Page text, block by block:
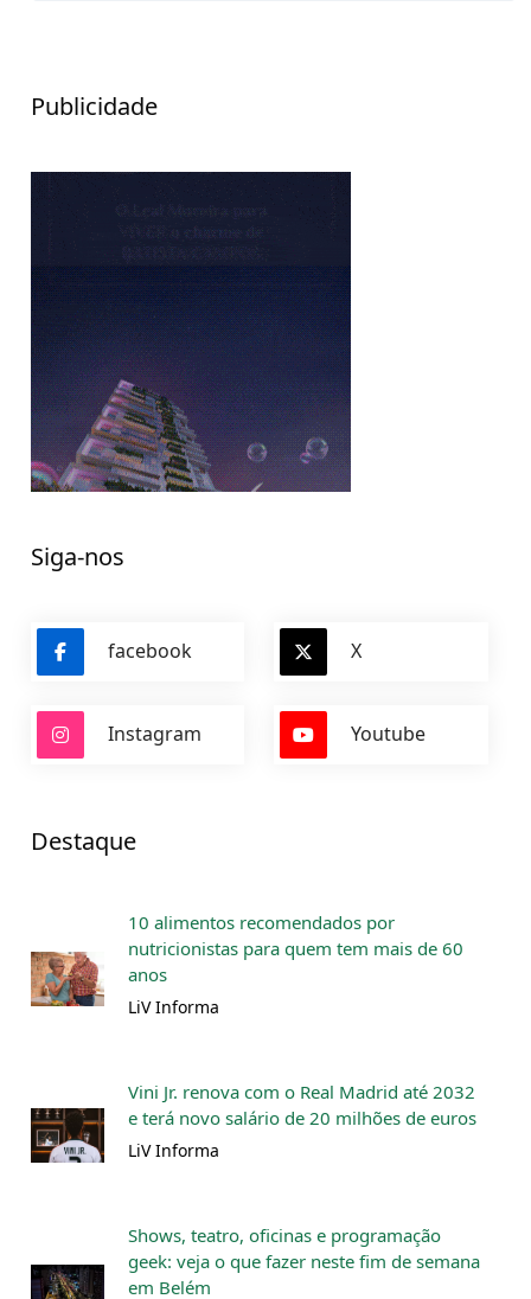
Publicidade
Siga-nos
facebook X
Instagram Youtube
Destaque
10 alimentos recomendados por
nutricionistas para quem tem mais de 60
anos
LiV Informa
Vini Jr. renova com o Real Madrid até 2032
e terá novo salário de 20 milhões de euros
LiV Informa
Shows, teatro, oficinas e programação
geek: veja o que fazer neste fim de semana
em Belém